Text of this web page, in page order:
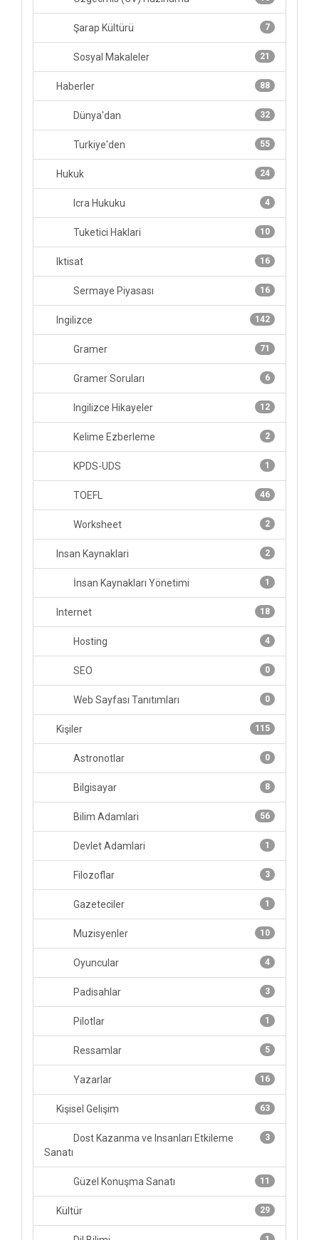
7
Şarap Kültürü
21
Sosyal Makaleler
88
Haberler
32
Dünya'dan
55
Turkiye'den
24
Hukuk
4
Icra Hukuku
10
Tuketici Haklari
16
Iktisat
16
Sermaye Piyasası
142
Ingilizce
71
Gramer
6
Gramer Soruları
12
Ingilizce Hikayeler
2
Kelime Ezberleme
1
KPDS-UDS
46
TOEFL
2
Worksheet
2
Insan Kaynaklari
1
İnsan Kaynakları Yönetimi
18
Internet
4
Hosting
0
SEO
0
Web Sayfası Tanıtımları
115
Kişiler
0
Astronotlar
8
Bilgisayar
56
Bilim Adamlari
1
Devlet Adamlari
3
Filozoflar
1
Gazeteciler
10
Muzisyenler
4
Oyuncular
3
Padisahlar
1
Pilotlar
5
Ressamlar
16
Yazarlar
63
Kişisel Gelişim
3
Dost Kazanma ve Insanları Etkileme
Sanatı
11
Güzel Konuşma Sanatı
29
Kültür